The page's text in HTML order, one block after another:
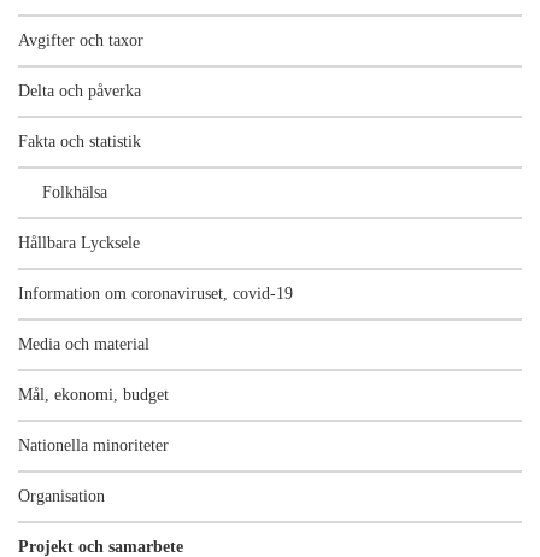
Avgifter och taxor
Delta och påverka
Fakta och statistik
Folkhälsa
Hållbara Lycksele
Information om coronaviruset, covid-19
Media och material
Mål, ekonomi, budget
Nationella minoriteter
Organisation
Projekt och samarbete